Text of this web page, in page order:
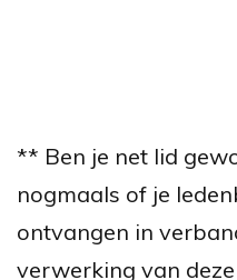
** Ben je net lid
nogmaals of je
ontvangen in
verwerking van